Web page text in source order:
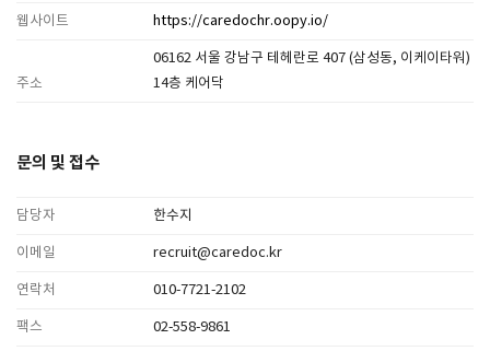
웹사이트 https://caredochr.oopy.io/
주소
06162 서울 강남구 테헤란로 407 (삼성동, 이케이타워)
14층 케어닥
문의 및 접수
담당자 한수지
이메일 recruit@caredoc.kr
연락처 010-7721-2102
팩스 02-558-9861